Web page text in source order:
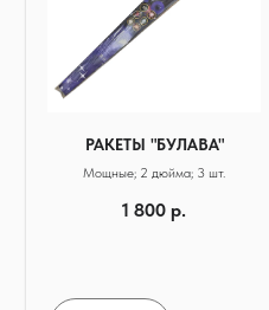
РАКЕТЫ "БУЛАВА"
Мощные; 2 дюйма; 3 шт.
1 800 р.